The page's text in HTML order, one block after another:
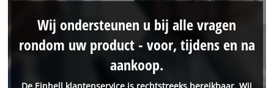
Wij ondersteunen u bij alle vragen
rondom uw product - voor, tijdens en na
aankoop.